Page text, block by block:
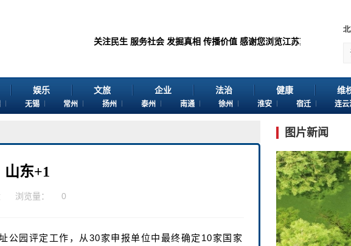
关注民生 服务社会 发掘真相 传播价值 感谢您浏览江苏苏讯网。 欢
娱乐 文旅 企业 法治 健康 维
无锡 常州 扬州 泰州 南通 徐州 淮安 宿迁 连云
山东+1
浏览量： 0
公园评定工作，从30家申报单位中最终确定10家国家
图片新闻